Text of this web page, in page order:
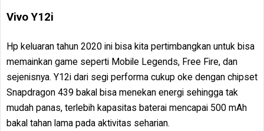
Vivo Y12i
Hp keluaran tahun 2020 ini bisa kita pertimbangkan untuk bisa
memainkan game seperti Mobile Legends, Free Fire, dan
sejenisnya. Y12i dari segi performa cukup oke dengan chipset
Snapdragon 439 bakal bisa menekan energi sehingga tak
mudah panas, terlebih kapasitas baterai mencapai 500 mAh
bakal tahan lama pada aktivitas seharian.